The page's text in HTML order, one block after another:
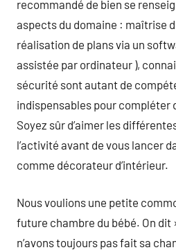
recommandé de bien se
aspects du domaine : maîtrise
réalisation de plans via un
assistée par ordinateur ),
sécurité sont autant de
indispensables pour compléter
Soyez sûr d’aimer les
l’activité avant de vous lancer
comme décorateur d’intérieur.
Nous voulions une petite
future chambre du bébé. On dit
n’avons toujours pas fait sa